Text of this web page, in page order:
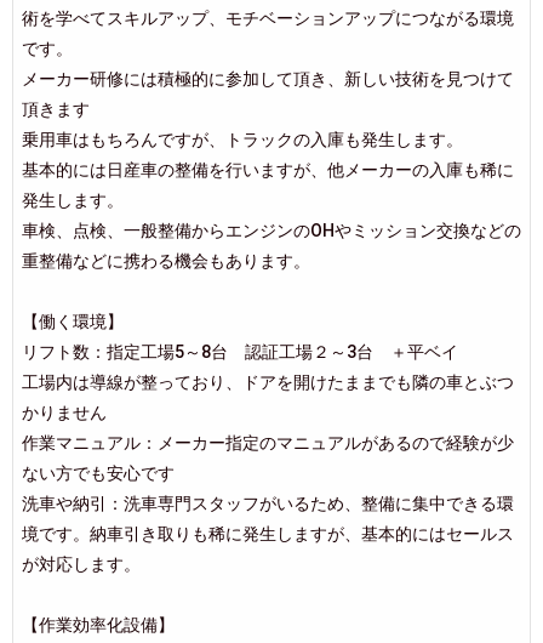
術を学べてスキルアップ、モチベーションアップにつながる環境
です。
メーカー研修には積極的に参加して頂き、新しい技術を見つけて
頂きます
乗用車はもちろんですが、トラックの入庫も発生します。
基本的には日産車の整備を行いますが、他メーカーの入庫も稀に
発生します。
車検、点検、一般整備からエンジンのOHやミッション交換などの
重整備などに携わる機会もあります。
【働く環境】
リフト数：指定工場5～8台 認証工場２～3台 ＋平ベイ
工場内は導線が整っており、ドアを開けたままでも隣の車とぶつ
かりません
作業マニュアル：メーカー指定のマニュアルがあるので経験が少
ない方でも安心です
洗車や納引：洗車専門スタッフがいるため、整備に集中できる環
境です。納車引き取りも稀に発生しますが、基本的にはセールス
が対応します。
【作業効率化設備】